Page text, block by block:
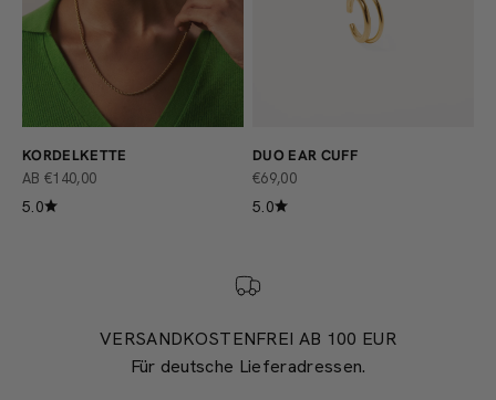
KORDELKETTE
ANGEBOT
AB €140,00
5.0
DUO EAR CUFF
ANGEBOT
€69,00
5.0
VERSANDKOSTENFREI AB 100 EUR
Für deutsche Lieferadressen.